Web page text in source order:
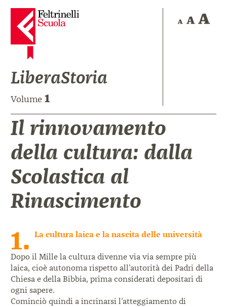
LiberaStoria
Volume 1
Il rinnovamento
della cultura: dalla
Scolastica al
Rinascimento
1. La cultura laica e la nascita delle università
Dopo il Mille la cultura divenne via via sempre più
laica, cioè autonoma rispetto all’autorità dei Padri della
Chiesa e della Bibbia, prima considerati depositari di
ogni sapere.
Cominciò quindi a incrinarsi l’atteggiamento di